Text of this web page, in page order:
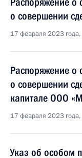
о совершении
17 февраля 2023
Распоряжение о
о совершении
капитале ООО
17 февраля 2023
Указ об особом